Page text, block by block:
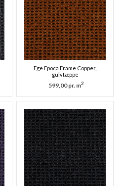
Ege Epoca Frame Copper,
gulvtæppe
599,00 pr. m2